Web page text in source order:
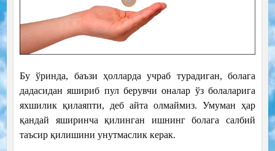
Бу ўринда, баъзи ҳолларда учраб турадиган, болага
дадасидан яшириб пул берувчи оналар ўз болаларига
яхшилик қилаяпти, деб айта олмаймиз. Умуман ҳар
қандай яширинча қилинган ишнинг болага салбий
таъсир қилишини унутмаслик керак.